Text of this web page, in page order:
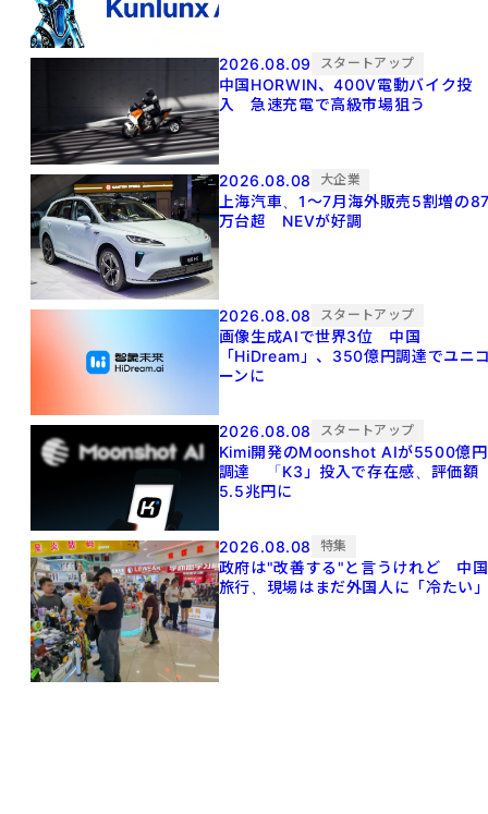
2026.08.09 スタートアップ
中国HORWIN、400V電動バイク投
入 急速充電で高級市場狙う
2026.08.08 大企業
上海汽車、1～7月海外販売5割増の
万台超 NEVが好調
2026.08.08 スタートアップ
画像生成AIで世界3位 中国
「HiDream」、350億円調達でユニ
ーンに
2026.08.08 スタートアップ
Kimi開発のMoonshot AIが5500億円
調達 「K3」投入で存在感、評価額
5.5兆円に
2026.08.08 特集
政府は"改善する"と言うけれど 中国
旅行、現場はまだ外国人に「冷たい